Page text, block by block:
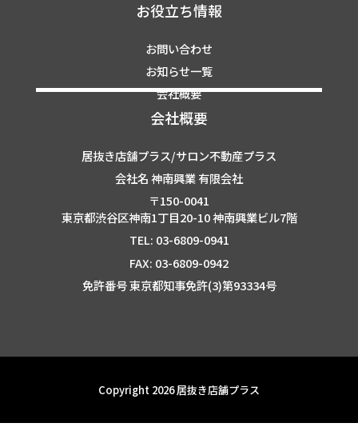
お役立ち情報
お問い合わせ
お知らせ一覧
会社概要
会社概要
居抜き店舗プラス/サロン不動産プラス
会社名 神南興業 有限会社
〒150-0041
東京都渋谷区神南1丁目20-10 神南興業ビル7階
TEL: 03-6809-0941
FAX: 03-6809-0942
免許番号 東京都知事免許(3)第93334号
Copyright 2026 居抜き店舗プラス